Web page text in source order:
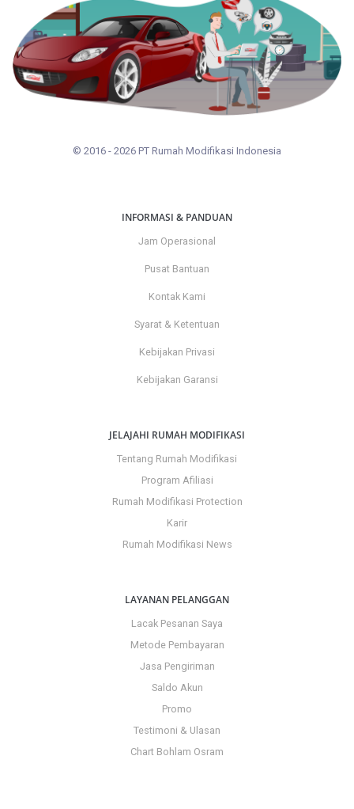
© 2016 - 2026 PT Rumah Modifikasi Indonesia
INFORMASI & PANDUAN
Jam Operasional
Pusat Bantuan
Kontak Kami
Syarat & Ketentuan
Kebijakan Privasi
Kebijakan Garansi
JELAJAHI RUMAH MODIFIKASI
Tentang Rumah Modifikasi
Program Afiliasi
Rumah Modifikasi Protection
Karir
Rumah Modifikasi News
LAYANAN PELANGGAN
Lacak Pesanan Saya
Metode Pembayaran
Jasa Pengiriman
Saldo Akun
Promo
Testimoni & Ulasan
Chart Bohlam Osram